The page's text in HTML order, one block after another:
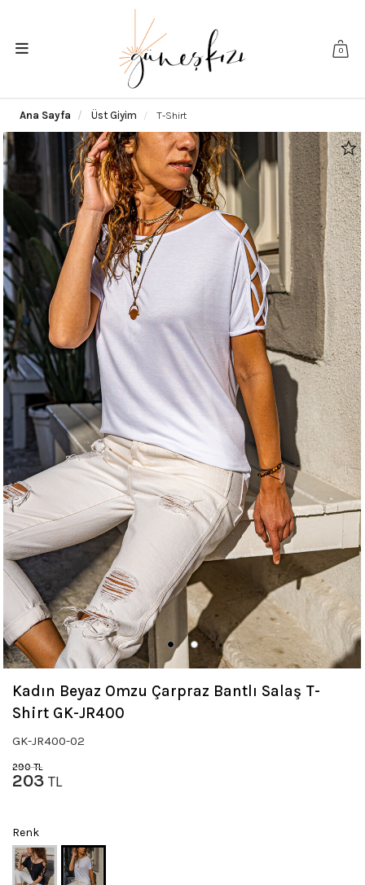
0
Ana Sayfa Üst Giyim T-Shirt
Kadın Beyaz Omzu Çarpraz Bantlı Salaş T-
Shirt GK-JR400
GK-JR400-02
290TL
203 TL
Renk